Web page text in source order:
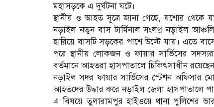
মহাসড়কে এ দুর্ঘটনা ঘটে।
স্থানীয় ও আহত সূত্রে জানা গেছে, যশোর থেকে
নড়াইল নতুন বাস টার্মিনাল সংলগ্ন নড়াইল
হারিয়ে বাসটি সড়কের পাশে উল্টে যায়। এতে
পরে স্থানীয় লোকজন ও ফায়ার সার্ভিসের
বর্তমানে আহতরা হাসপাতালে চিকিৎসাধীন
নড়াইল সদর ফায়ার সার্ভিসের স্টেশন অফিসার
আহতদের উদ্ধার করে নড়াইল জেলা হাসপাতালে
এ বিষয়ে তুলারামপুর হাইওয়ে থানা পুলিশের